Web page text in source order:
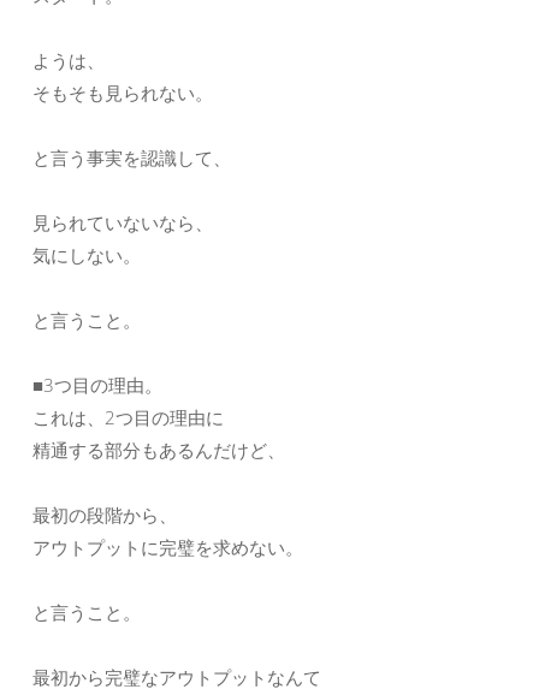
ようは、
そもそも見られない。
と言う事実を認識して、
見られていないなら、
気にしない。
と言うこと。
■3つ目の理由。
これは、2つ目の理由に
精通する部分もあるんだけど、
最初の段階から、
アウトプットに完璧を求めない。
と言うこと。
最初から完璧なアウトプットなんて